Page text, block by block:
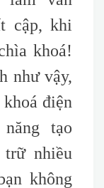
cập, khi
khoá!
như vậy,
điện
tạo
nhiều
không